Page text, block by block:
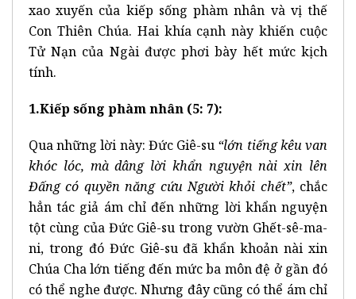
xao xuyến của kiếp sống phàm nhân và vị thế
Con Thiên Chúa. Hai khía cạnh này khiến cuộc
Tử Nạn của Ngài được phơi bày hết mức kịch
tính.
1.Kiếp sống phàm nhân (5: 7):
Qua những lời này: Đức Giê-su “lớn tiếng kêu van
khóc lóc, mà dâng lời khẩn nguyện nài xin lên
Đấng có quyền năng cứu Người khỏi chết”, chắc
hẳn tác giả ám chỉ đến những lời khẩn nguyện
tột cùng của Đức Giê-su trong vườn Ghết-sê-ma-
ni, trong đó Đức Giê-su đã khẩn khoản nài xin
Chúa Cha lớn tiếng đến mức ba môn đệ ở gần đó
có thể nghe được. Nhưng đây cũng có thể ám chỉ